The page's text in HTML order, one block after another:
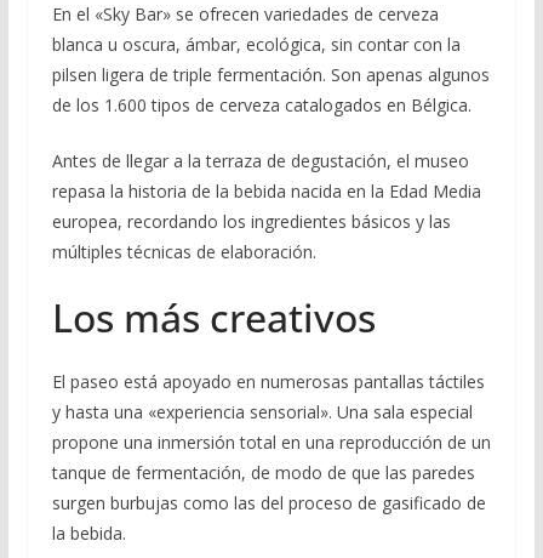
En el «Sky Bar» se ofrecen variedades de cerveza
blanca u oscura, ámbar, ecológica, sin contar con la
pilsen ligera de triple fermentación. Son apenas algunos
de los 1.600 tipos de cerveza catalogados en Bélgica.
Antes de llegar a la terraza de degustación, el museo
repasa la historia de la bebida nacida en la Edad Media
europea, recordando los ingredientes básicos y las
múltiples técnicas de elaboración.
Los más creativos
El paseo está apoyado en numerosas pantallas táctiles
y hasta una «experiencia sensorial». Una sala especial
propone una inmersión total en una reproducción de un
tanque de fermentación, de modo de que las paredes
surgen burbujas como las del proceso de gasificado de
la bebida.